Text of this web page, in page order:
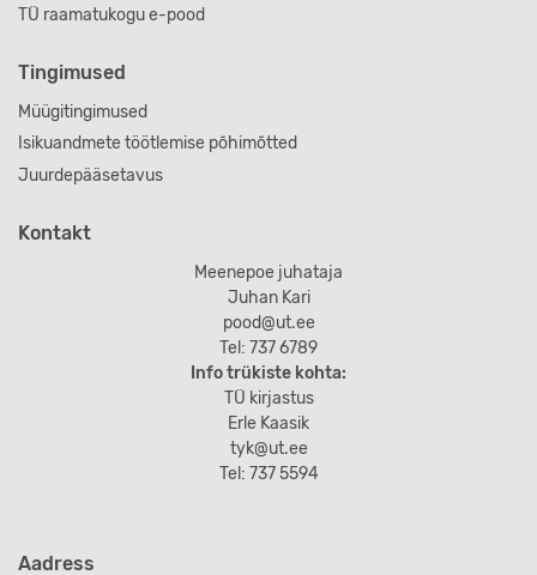
TÜ raamatukogu e-pood
Tingimused
Müügitingimused
Isikuandmete töötlemise põhimõtted
Juurdepääsetavus
Kontakt
Meenepoe juhataja
Juhan Kari
pood@ut.ee
Tel: 737 6789
Info trükiste kohta:
TÜ kirjastus
Erle Kaasik
tyk@ut.ee
Tel: 737 5594
Aadress